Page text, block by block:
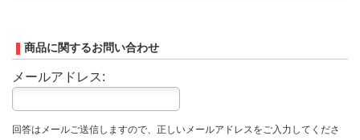
商品に関するお問い合わせ
メールアドレス:
回答はメールご送信しますので、正しいメールアドレスをご入力してくださ